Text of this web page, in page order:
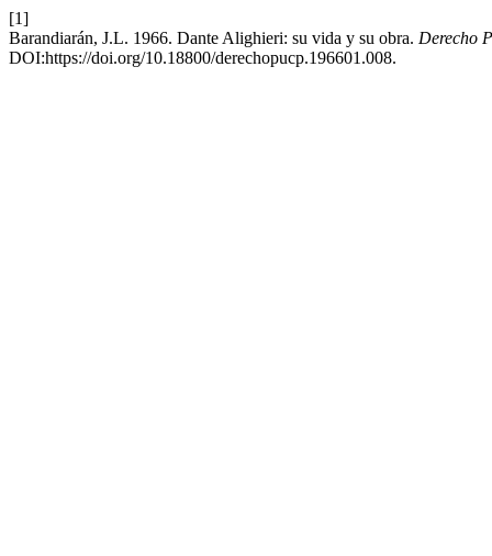
[1]
Barandiarán, J.L. 1966. Dante Alighieri: su vida y su obra. Derecho
DOI:https://doi.org/10.18800/derechopucp.196601.008.